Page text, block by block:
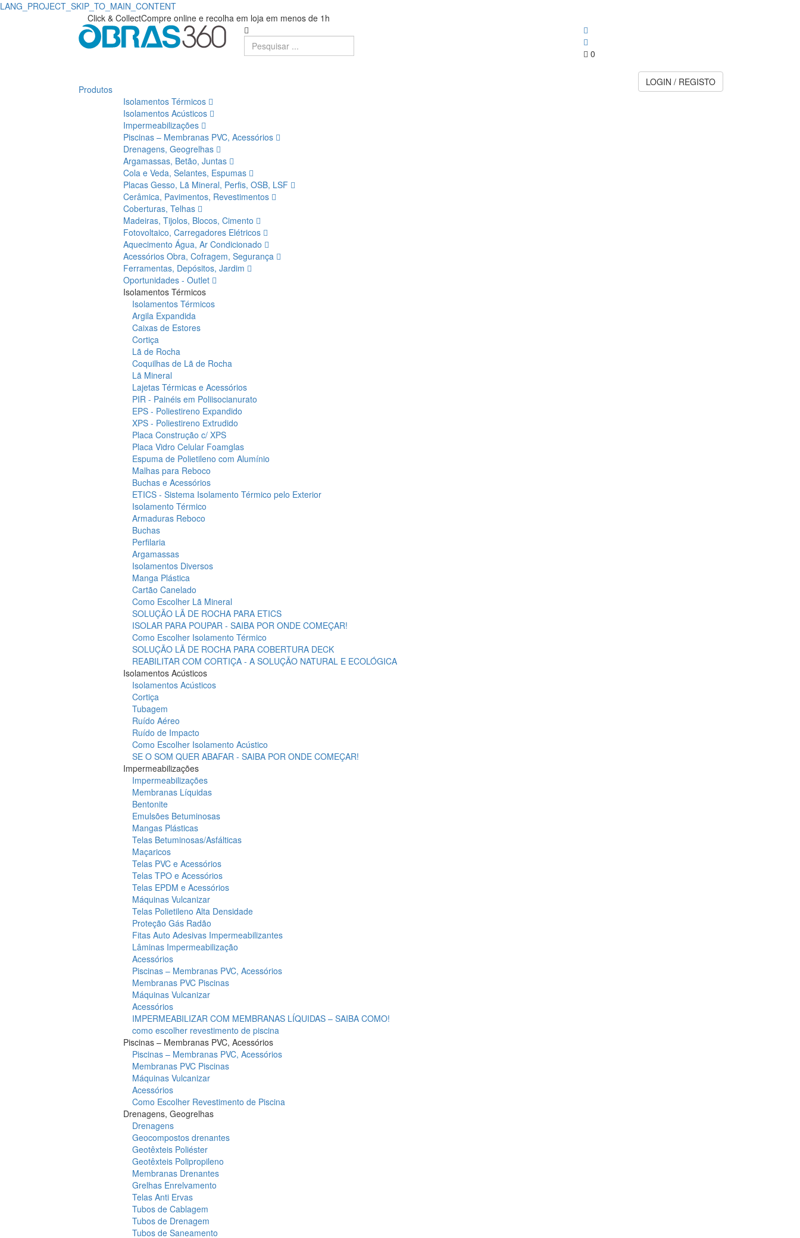
LANG_PROJECT_SKIP_TO_MAIN_CONTENT
Click & CollectCompre online e recolha em loja em menos de 1h
0
Produtos
Isolamentos Térmicos
Isolamentos Acústicos
Impermeabilizações
Piscinas – Membranas PVC, Acessórios
Drenagens, Geogrelhas
Argamassas, Betão, Juntas
Cola e Veda, Selantes, Espumas
Placas Gesso, Lã Mineral, Perfis, OSB, LSF
Cerâmica, Pavimentos, Revestimentos
Coberturas, Telhas
Madeiras, Tijolos, Blocos, Cimento
Fotovoltaico, Carregadores Elétricos
Aquecimento Água, Ar Condicionado
Acessórios Obra, Cofragem, Segurança
Ferramentas, Depósitos, Jardim
Oportunidades - Outlet
Isolamentos Térmicos
Isolamentos Térmicos
Argila Expandida
Caixas de Estores
Cortiça
Lã de Rocha
Coquilhas de Lã de Rocha
Lã Mineral
Lajetas Térmicas e Acessórios
PIR - Painéis em Poliisocianurato
EPS - Poliestireno Expandido
XPS - Poliestireno Extrudido
Placa Construção c/ XPS
Placa Vidro Celular Foamglas
Espuma de Polietileno com Alumínio
Malhas para Reboco
Buchas e Acessórios
ETICS - Sistema Isolamento Térmico pelo Exterior
Isolamento Térmico
Armaduras Reboco
Buchas
Perfilaria
Argamassas
Isolamentos Diversos
Manga Plástica
Cartão Canelado
Como Escolher Lã Mineral
SOLUÇÃO LÃ DE ROCHA PARA ETICS
ISOLAR PARA POUPAR - SAIBA POR ONDE COMEÇAR!
Como Escolher Isolamento Térmico
SOLUÇÃO LÃ DE ROCHA PARA COBERTURA DECK
REABILITAR COM CORTIÇA - A SOLUÇÃO NATURAL E ECOLÓGICA
Isolamentos Acústicos
Isolamentos Acústicos
Cortiça
Tubagem
Ruído Aéreo
Ruído de Impacto
Como Escolher Isolamento Acústico
SE O SOM QUER ABAFAR - SAIBA POR ONDE COMEÇAR!
Impermeabilizações
Impermeabilizações
Membranas Líquidas
Bentonite
Emulsões Betuminosas
Mangas Plásticas
Telas Betuminosas/Asfálticas
Maçaricos
Telas PVC e Acessórios
Telas TPO e Acessórios
Telas EPDM e Acessórios
Máquinas Vulcanizar
Telas Polietileno Alta Densidade
Proteção Gás Radão
Fitas Auto Adesivas Impermeabilizantes
Lâminas Impermeabilização
Acessórios
Piscinas – Membranas PVC, Acessórios
Membranas PVC Piscinas
Máquinas Vulcanizar
Acessórios
IMPERMEABILIZAR COM MEMBRANAS LÍQUIDAS – SAIBA COMO!
como escolher revestimento de piscina
Piscinas – Membranas PVC, Acessórios
Piscinas – Membranas PVC, Acessórios
Membranas PVC Piscinas
Máquinas Vulcanizar
Acessórios
Como Escolher Revestimento de Piscina
Drenagens, Geogrelhas
Drenagens
Geocompostos drenantes
Geotêxteis Poliéster
Geotêxteis Polipropileno
Membranas Drenantes
Grelhas Enrelvamento
Telas Anti Ervas
Tubos de Cablagem
Tubos de Drenagem
Tubos de Saneamento
LOGIN / REGISTO